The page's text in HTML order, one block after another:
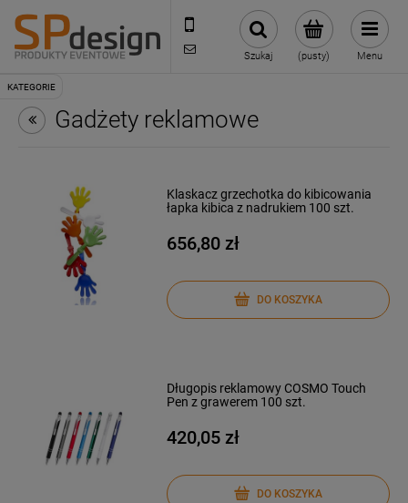
221002030
sklep@reklamydrukarnia.pl
(pusty)
Szukaj Menu
Gadżety reklamowe
Klaskacz grzechotka do kibicowania
łapka kibica z nadrukiem 100 szt.
656,80 zł
DO KOSZYKA
Długopis reklamowy COSMO Touch
Pen z grawerem 100 szt.
420,05 zł
DO KOSZYKA